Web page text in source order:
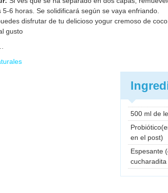
6 horas. Se solidificará según se vaya enfriando.
disfrutar de tu delicioso yogur cremoso de
gusto
500 ml de
en el post)
Espesante